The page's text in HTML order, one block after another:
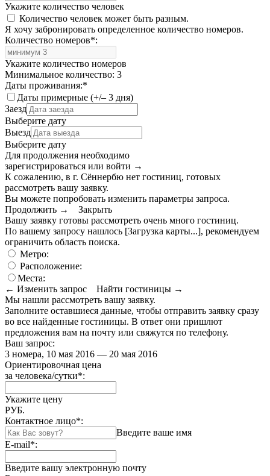
Укажите количество человек
Количество человек может быть разным.
Я хочу забронировать определенное количество номеров.
Количество номеров*:
Укажите количество номеров
Минимальное количество: 3
Даты проживания:*
Даты примерные (+/– 3 дня)
Заезд
Выберите дату
Выезд
Выберите дату
Для продолжения необходимо
зарегистрироваться или войти →
К сожалению, в г. Сённербю нет гостиниц, готовых
рассмотреть вашу заявку.
Вы можете попробовать изменить параметры запроса.
Продолжить →
Закрыть
Вашу заявку готовы рассмотреть очень много гостиниц.
По вашему запросу нашлось [Загрузка карты...], рекомендуем
ограничить область поиска.
Метро:
Расположение:
Места:
← Изменить запрос
Найти гостиницы →
Мы нашли рассмотреть вашу заявку.
Заполните оставшиеся данные, чтобы отправить заявку сразу
во все найденные гостиницы. В ответ они пришлют
предложения вам на почту или свяжутся по телефону.
Ваш запрос:
3 номера, 10 мая 2016 — 20 мая 2016
Ориентировочная цена
за человека/сутки*:
Укажите цену
РУБ.
Контактное лицо*:
Введите ваше имя
E-mail*:
Введите вашу электронную почту